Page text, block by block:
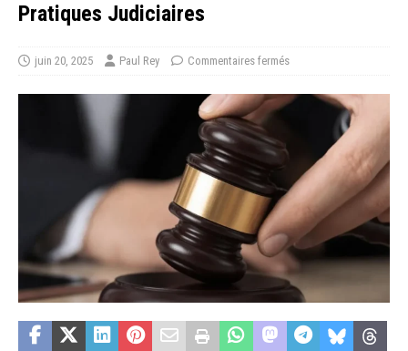
Pratiques Judiciaires
juin 20, 2025 Paul Rey Commentaires fermés